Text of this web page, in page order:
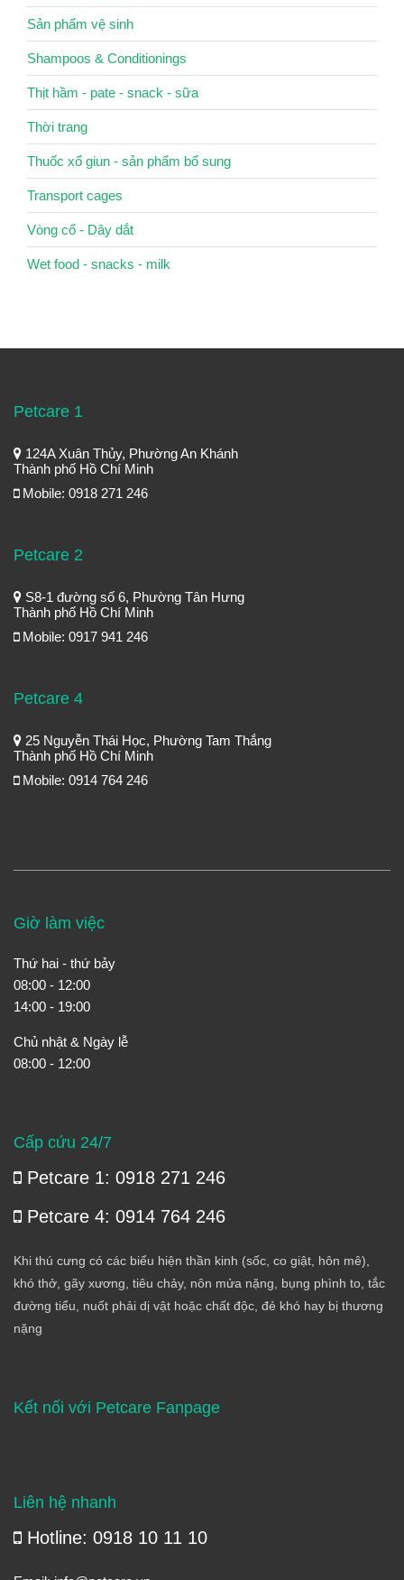
Sản phẩm vệ sinh
Shampoos & Conditionings
Thịt hầm - pate - snack - sữa
Thời trang
Thuốc xổ giun - sản phẩm bổ sung
Transport cages
Vòng cổ - Dây dắt
Wet food - snacks - milk
Petcare 1
124A Xuân Thủy, Phường An Khánh
Thành phố Hồ Chí Minh
Mobile: 0918 271 246
Petcare 2
S8-1 đường số 6, Phường Tân Hưng
Thành phố Hồ Chí Minh
Mobile: 0917 941 246
Petcare 4
25 Nguyễn Thái Học, Phường Tam Thắng
Thành phố Hồ Chí Minh
Mobile: 0914 764 246
Giờ làm việc
Thứ hai - thứ bảy
08:00 - 12:00
14:00 - 19:00
Chủ nhật & Ngày lễ
08:00 - 12:00
Cấp cứu 24/7
Petcare 1: 0918 271 246
Petcare 4: 0914 764 246
Khi thú cưng có các biểu hiện thần kinh (sốc, co giật, hôn mê),
khó thở, gãy xương, tiêu chảy, nôn mửa nặng, bụng phình to, tắc
đường tiểu, nuốt phải dị vật hoặc chất độc, đẻ khó hay bị thương
nặng
Kết nối với Petcare Fanpage
Liên hệ nhanh
Hotline: 0918 10 11 10